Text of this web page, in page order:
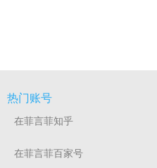
热门账号
在菲言菲知乎
在菲言菲百家号